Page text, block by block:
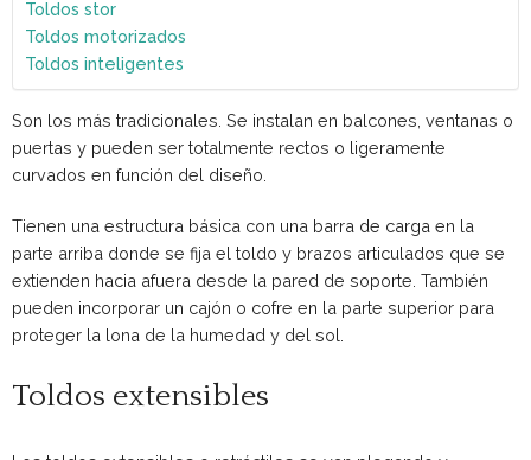
Toldos stor
Toldos motorizados
Toldos inteligentes
Son los más tradicionales. Se instalan en balcones, ventanas o
puertas y pueden ser totalmente rectos o ligeramente
curvados en función del diseño.
Tienen una estructura básica con una barra de carga en la
parte arriba donde se fija el toldo y brazos articulados que se
extienden hacia afuera desde la pared de soporte. También
pueden incorporar un cajón o cofre en la parte superior para
proteger la lona de la humedad y del sol.
Toldos extensibles